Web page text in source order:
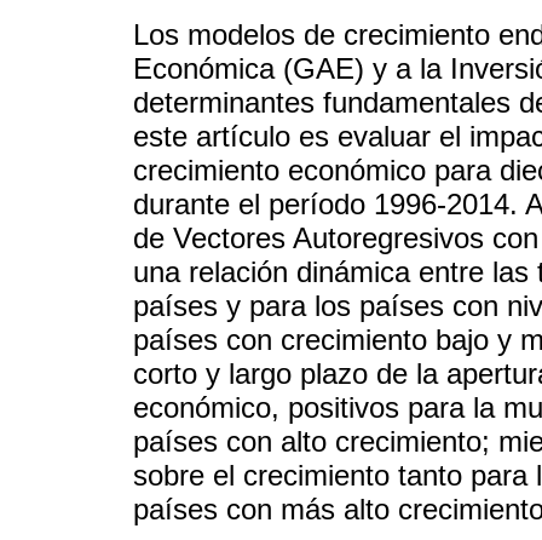
Los modelos de crecimiento
Económica (GAE) y a la
determinantes fundamentales
este artículo es evaluar el
crecimiento económico para
durante el período 1996-2014.
de Vectores Autoregresivos
una relación dinámica entre
países y para los países con
países con crecimiento bajo y
corto y largo plazo de la
económico, positivos para la
países con alto crecimiento;
sobre el crecimiento tanto
países con más alto